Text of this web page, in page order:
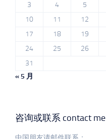
3
4 5
10
11 12
17
18 19
24
25 26
31
« 5 月
咨询或联系 contact me